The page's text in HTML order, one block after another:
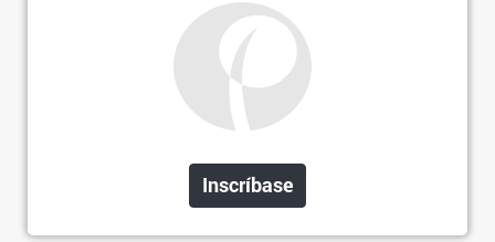
Inscríbase